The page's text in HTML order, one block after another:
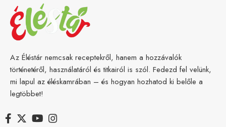
Az Éléstár nemcsak receptekről, hanem a hozzávalók
történetéről, használatáról és titkairól is szól. Fedezd fel velünk,
mi lapul az éléskamrában – és hogyan hozhatod ki belőle a
legtöbbet!